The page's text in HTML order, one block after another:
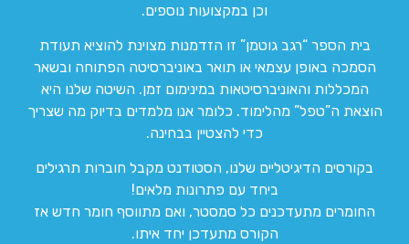
וכן במקצועות נוספים.
בית הספר “רגב גוטמן” זו הזדמנות מצוינת להוציא תעודת
הסמכה באופן עצמאי או תואר באוניברסיטה הפתוחה ובשאר
המכללות והאוניברסיטאות במינימום זמן. השיטה שלנו היא
הוצאת ה”טפל” מהלימוד. כלומר אנו מלמדים בדיוק מה שצריך
כדי להצטיין בבחינה.
בקורסים הדיגיטליים שלנו, הסטודנט מקבל חוברות תרגילים
ביחד עם פתרונות מלאים!
החומרים מתעדכנים כל סמסטר, ואם מתווסף חומר חדש אז
הקורס מתעדכן יחד איתו.